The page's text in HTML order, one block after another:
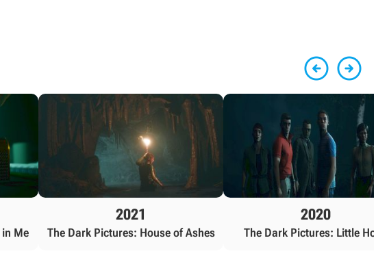
 
Me
2021
The Dark Pictures: House of Ashes
2020
The Dark Pictures: Little Hope